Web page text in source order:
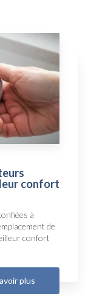
confort
à
de
confort
plus